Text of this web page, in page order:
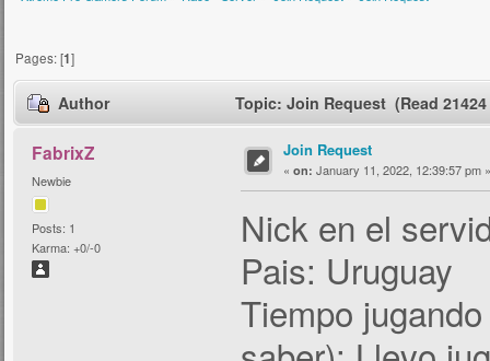
Pages: [1]
Author Topic: Join Request (Read
FabrixZ
Newbie
Posts: 1
Karma: +0/-0
Join Request
« on: January 11, 2022, 12:39:57 pm »
Nick en el
Pais: Uruguay
Tiempo